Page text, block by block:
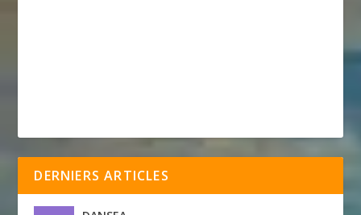
DERNIERS ARTICLES